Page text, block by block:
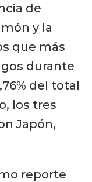
de
y la
que más
durante
del total
los tres
Japón,
reporte